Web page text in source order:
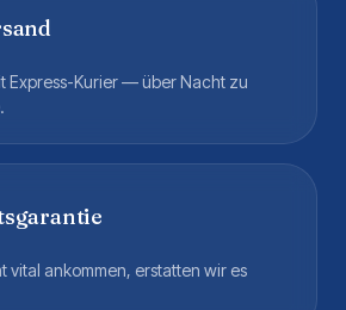
Express-Kurier — über Nacht zu
vital ankommen, erstatten wir es